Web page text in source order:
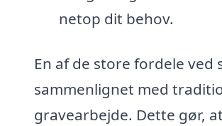
netop dit behov.
En af de store fordele
sammenlignet med
gravearbejde. Dette gør,